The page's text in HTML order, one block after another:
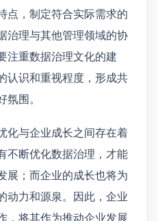
点，制定符合实际需求的
治理与其他管理领域的协
注重数据治理文化的建
认识和重视程度，形成共
围。
化与企业成长之间存在着
不断优化数据治理，才能
展；而企业的成长也将为
动力和源泉。因此，企业
，将其作为推动企业发展